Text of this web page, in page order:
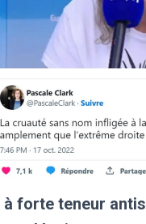
à forte teneur